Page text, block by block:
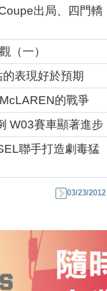
出局、四門轎
（一）
表現好於預期
的戰爭
W03賽車顯著進步
聯手打造劇毒猛
03/23/2012